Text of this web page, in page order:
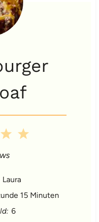
5
a
4
t
a
Laura
15 Minuten
6